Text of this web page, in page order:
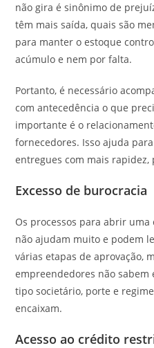
não gira é sinônimo de
têm mais saída, quais são
para manter o estoque
acúmulo e nem por falta.
Portanto, é necessário
com antecedência o que
importante é o
fornecedores. Isso ajuda
entregues com mais rapidez,
Excesso de burocracia
Os processos para abrir
não ajudam muito e podem
várias etapas de aprovação,
empreendedores não
tipo societário, porte e
encaixam.
Acesso ao crédito